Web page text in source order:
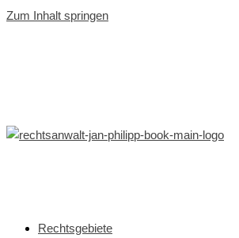
Zum Inhalt springen
Rechtsgebiete